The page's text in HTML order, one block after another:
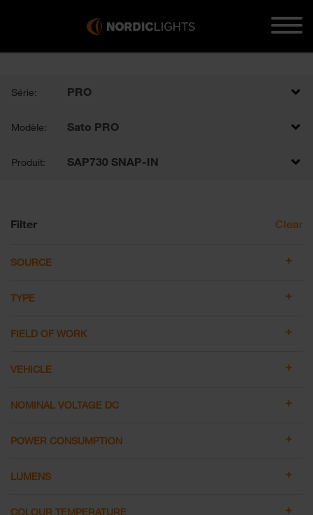
Série: PRO
Modèle: Sato PRO
Produit: SAP730 SNAP-IN
Filter Clear
SOURCE
TYPE
FIELD OF WORK
VEHICLE
NOMINAL VOLTAGE DC
POWER CONSUMPTION
LUMENS
COLOUR TEMPERATURE